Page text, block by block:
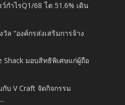
กำไรQ1/68 โต 51.6% เดิน
ล “องค์กรส่งเสริมการจ้าง
Shack มอบสิทธิพิเศษแก่ผู้ถือ
บ V Craft จัดกิจกรรม